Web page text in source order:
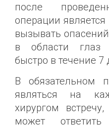
после
операции
вызывать
в области глаз
быстро в течение 7
В обязательном
являться на
хирургом
может